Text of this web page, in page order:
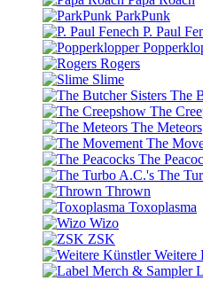
ParkPunk
P. Paul
Rogers
Slime
The
The
The Meteors
The
The
The
Thrown
Toxoplasma
Wizo
ZSK
Weitere